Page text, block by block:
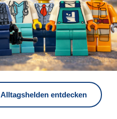
Alltagshelden entdecken